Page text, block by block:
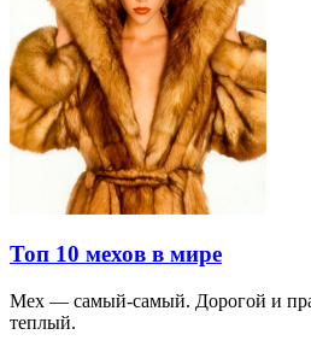
Топ 10 мехов в мире
Мех — самый-самый. Дорогой и
теплый.